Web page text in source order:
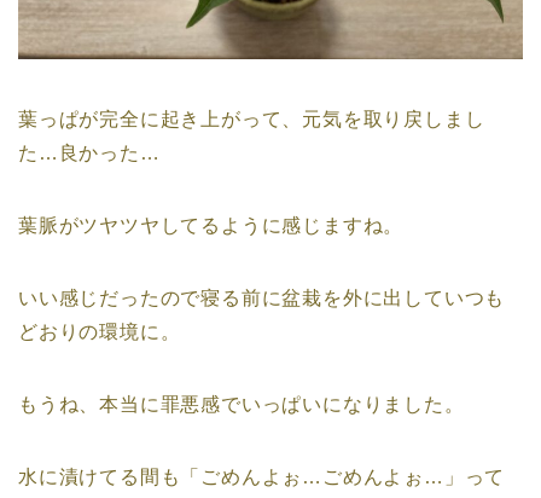
葉っぱが完全に起き上がって、元気を取り戻しまし
た…良かった…
葉脈がツヤツヤしてるように感じますね。
いい感じだったので寝る前に盆栽を外に出していつも
どおりの環境に。
もうね、本当に罪悪感でいっぱいになりました。
水に漬けてる間も「ごめんよぉ…ごめんよぉ…」って